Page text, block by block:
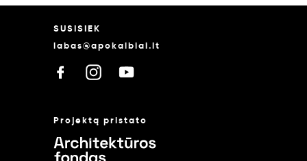
SUSISIEK
labas@apokalbiai.lt
Projektą pristato